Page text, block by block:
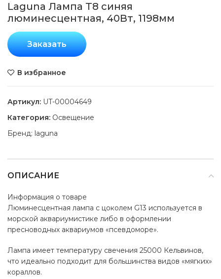
Laguna Лампа T8 синяя
люминесцентная, 40Вт, 1198мм
Заказать
В избранное
Артикул: UT-00004649
Категория: Освещение
Бренд: laguna
ОПИСАНИЕ
Информация о товаре
Люминесцентная лампа с цоколем G13 используется в
морской аквариумистике либо в оформлении
пресноводных аквариумов «псевдоморе».
Лампа имеет температуру свечения 25000 Кельвинов,
что идеально подходит для большинства видов «мягких»
кораллов.